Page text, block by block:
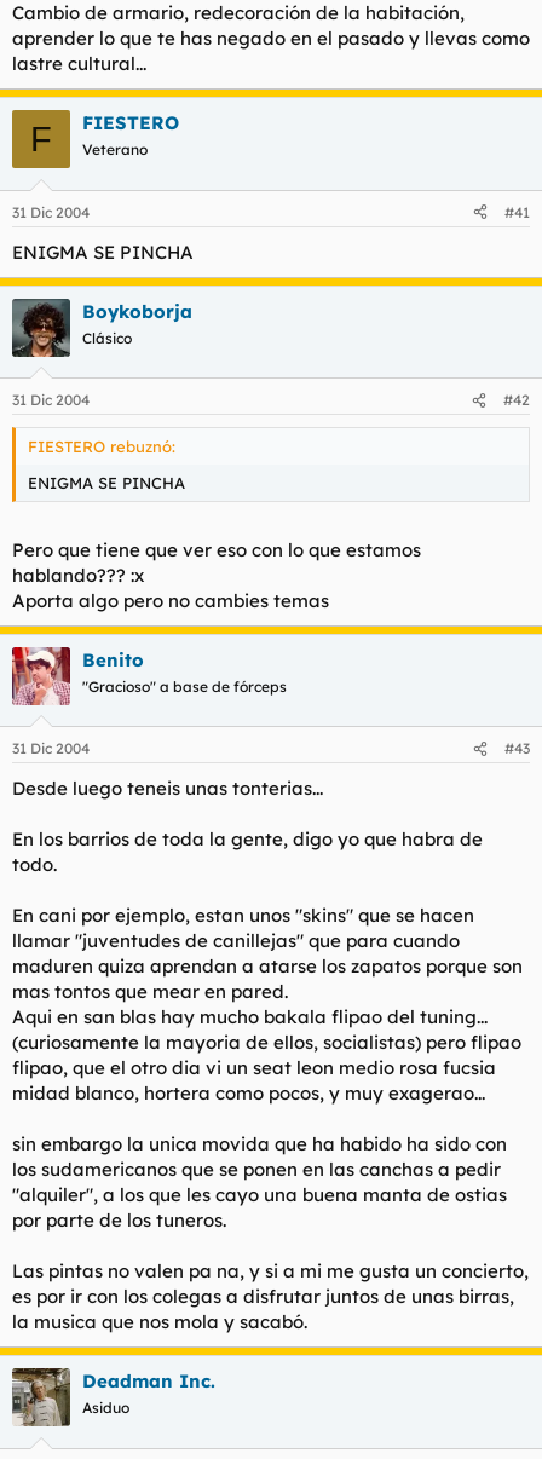
Cambio de armario, redecoración de la habitación,
aprender lo que te has negado en el pasado y llevas como
lastre cultural...
F FIESTERO
Veterano
31 Dic 2004 #41
ENIGMA SE PINCHA
Boykoborja
Clásico
31 Dic 2004 #42
FIESTERO rebuznó:
ENIGMA SE PINCHA
Pero que tiene que ver eso con lo que estamos
hablando??? :x
Aporta algo pero no cambies temas
Benito
"Gracioso" a base de fórceps
31 Dic 2004 #43
Desde luego teneis unas tonterias...
En los barrios de toda la gente, digo yo que habra de
todo.
En cani por ejemplo, estan unos "skins" que se hacen
llamar "juventudes de canillejas" que para cuando
maduren quiza aprendan a atarse los zapatos porque son
mas tontos que mear en pared.
Aqui en san blas hay mucho bakala flipao del tuning...
(curiosamente la mayoria de ellos, socialistas) pero flipao
flipao, que el otro dia vi un seat leon medio rosa fucsia
midad blanco, hortera como pocos, y muy exagerao...
sin embargo la unica movida que ha habido ha sido con
los sudamericanos que se ponen en las canchas a pedir
"alquiler", a los que les cayo una buena manta de ostias
por parte de los tuneros.
Las pintas no valen pa na, y si a mi me gusta un concierto,
es por ir con los colegas a disfrutar juntos de unas birras,
la musica que nos mola y sacabó.
Deadman Inc.
Asiduo